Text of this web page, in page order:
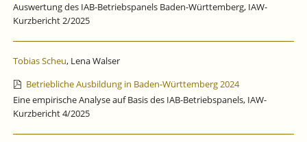
Auswertung des IAB-Betriebspanels Baden-Württemberg, IAW-
Kurzbericht 2/2025
Tobias Scheu, Lena Walser
Betriebliche Ausbildung in Baden-Württemberg 2024
Eine empirische Analyse auf Basis des IAB-Betriebspanels, IAW-
Kurzbericht 4/2025